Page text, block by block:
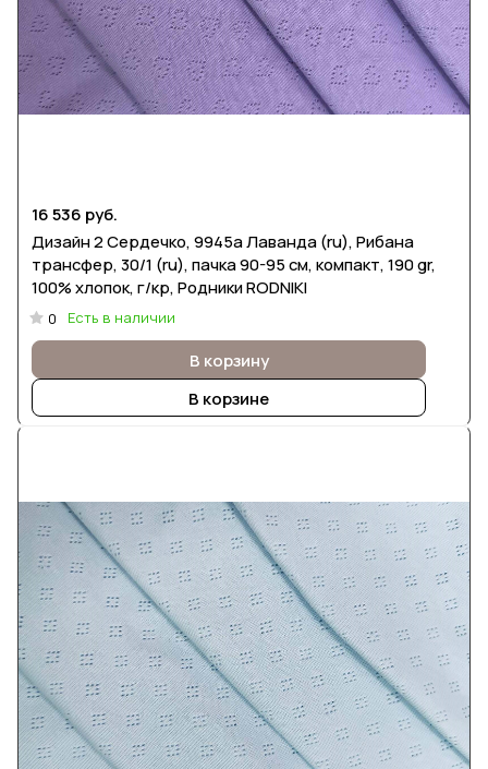
16 536 руб.
Дизайн 2 Сердечко, 9945а Лаванда (ru), Рибана
трансфер, 30/1 (ru), пачка 90-95 см, компакт, 190 gr,
100% хлопок, г/кр, Родники RODNIKI
0 Есть в наличии
В корзину
В корзине